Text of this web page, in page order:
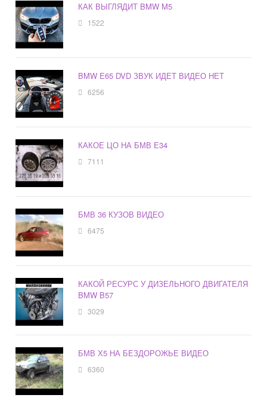
КАК ВЫГЛЯДИТ BMW M5
1522
BMW E65 DVD ЗВУК ИДЕТ ВИДЕО НЕТ
6256
КАКОЕ ЦО НА БМВ Е34
7111
БМВ 36 КУЗОВ ВИДЕО
6475
КАКОЙ РЕСУРС У ДИЗЕЛЬНОГО ДВИГАТЕЛЯ
BMW B57
3029
БМВ Х5 НА БЕЗДОРОЖЬЕ ВИДЕО
6360